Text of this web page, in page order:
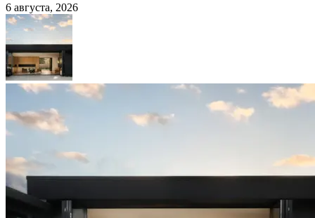
6 августа, 2026